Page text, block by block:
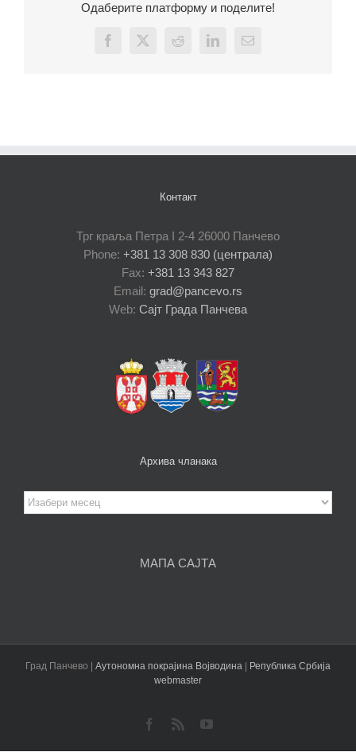
Одаберите платформу и поделите!
Facebook
X Reddit LinkedInEmail
Контакт
Трг краља Петра I 2-4 26000 Панчево
Phone: +381 13 308 830 (централа)
Fax: +381 13 343 827
Email: grad@pancevo.rs
Web: Сајт Града Панчева
Архива чланака
Архива
чланака
МАПА САЈТА
Град Панчево | Аутономна покрајина Војводина | Република Србија
webmaster
Facebook
Rss YouTube